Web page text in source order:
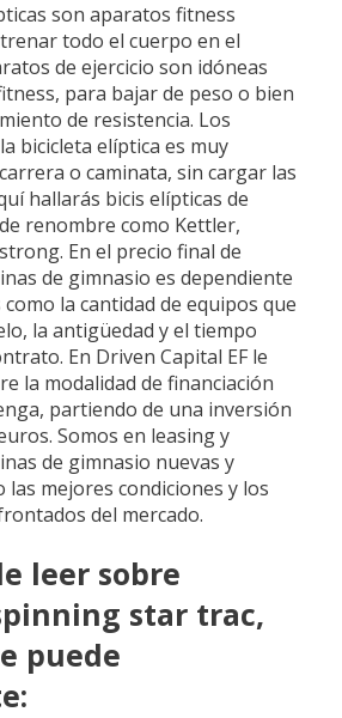
son aparatos fitness
todo el cuerpo en el
de ejercicio son idóneas
para bajar de peso o bien
de resistencia. Los
bicicleta elíptica es muy
o caminata, sin cargar las
hallarás bicis elípticas de
renombre como Kettler,
En el precio final de
de gimnasio es dependiente
la cantidad de equipos que
la antigüedad y el tiempo
En Driven Capital EF le
la modalidad de financiación
partiendo de una inversión
Somos en leasing y
de gimnasio nuevas y
las mejores condiciones y los
del mercado.
leer sobre
star trac,
puede